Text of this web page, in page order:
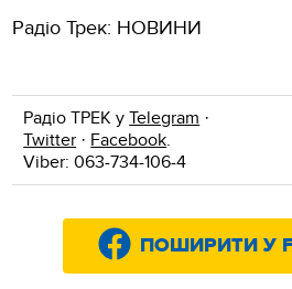
Радіо Трек: НОВИНИ
Радіо ТРЕК уTelegram ·
Twitter · Facebook.
Viber: 063-734-106-4
ПОШИРИТИ У